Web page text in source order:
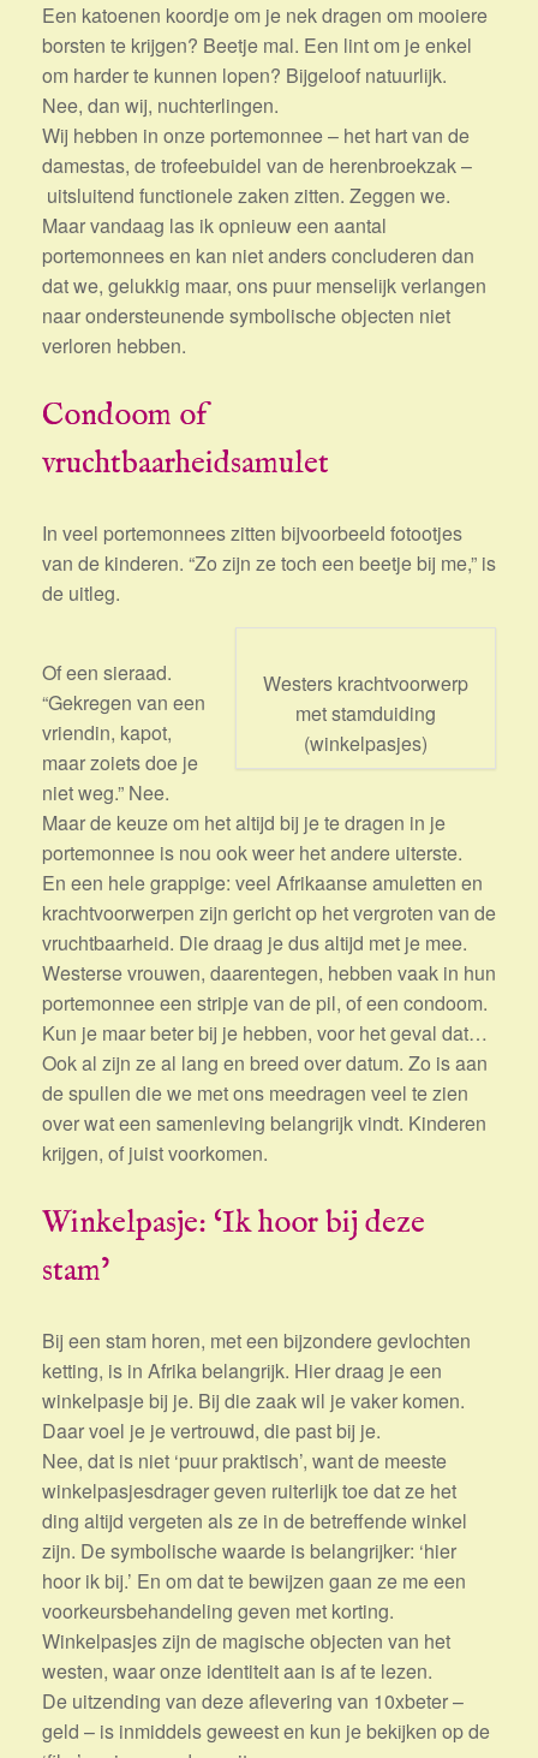
Een katoenen koordje om je nek dragen om mooiere
borsten te krijgen? Beetje mal. Een lint om je enkel
om harder te kunnen lopen? Bijgeloof natuurlijk.
Nee, dan wij, nuchterlingen.
Wij hebben in onze portemonnee – het hart van de
damestas, de trofeebuidel van de herenbroekzak –
uitsluitend functionele zaken zitten. Zeggen we.
Maar vandaag las ik opnieuw een aantal
portemonnees en kan niet anders concluderen dan
dat we, gelukkig maar, ons puur menselijk verlangen
naar ondersteunende symbolische objecten niet
verloren hebben.
Condoom of
vruchtbaarheidsamulet
In veel portemonnees zitten bijvoorbeeld fotootjes
van de kinderen. “Zo zijn ze toch een beetje bij me,” is
de uitleg.
Westers krachtvoorwerp
met stamduiding
(winkelpasjes)
Of een sieraad.
“Gekregen van een
vriendin, kapot,
maar zoiets doe je
niet weg.” Nee.
Maar de keuze om het altijd bij je te dragen in je
portemonnee is nou ook weer het andere uiterste.
En een hele grappige: veel Afrikaanse amuletten en
krachtvoorwerpen zijn gericht op het vergroten van de
vruchtbaarheid. Die draag je dus altijd met je mee.
Westerse vrouwen, daarentegen, hebben vaak in hun
portemonnee een stripje van de pil, of een condoom.
Kun je maar beter bij je hebben, voor het geval dat…
Ook al zijn ze al lang en breed over datum. Zo is aan
de spullen die we met ons meedragen veel te zien
over wat een samenleving belangrijk vindt. Kinderen
krijgen, of juist voorkomen.
Winkelpasje: ‘Ik hoor bij deze
stam’
Bij een stam horen, met een bijzondere gevlochten
ketting, is in Afrika belangrijk. Hier draag je een
winkelpasje bij je. Bij die zaak wil je vaker komen.
Daar voel je je vertrouwd, die past bij je.
Nee, dat is niet ‘puur praktisch’, want de meeste
winkelpasjesdrager geven ruiterlijk toe dat ze het
ding altijd vergeten als ze in de betreffende winkel
zijn. De symbolische waarde is belangrijker: ‘hier
hoor ik bij.’ En om dat te bewijzen gaan ze me een
voorkeursbehandeling geven met korting.
Winkelpasjes zijn de magische objecten van het
westen, waar onze identiteit aan is af te lezen.
De uitzending van deze aflevering van 10xbeter –
geld – is inmiddels geweest en kun je bekijken op de